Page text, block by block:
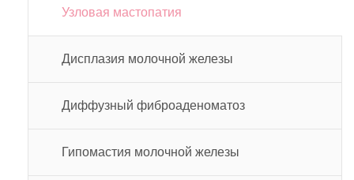
Узловая мастопатия
Дисплазия молочной железы
Диффузный фиброаденоматоз
Гипомастия молочной железы